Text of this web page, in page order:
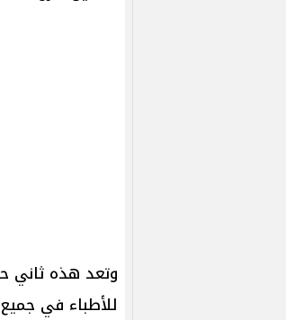
وتعد هذه ثاني
للأطباء في